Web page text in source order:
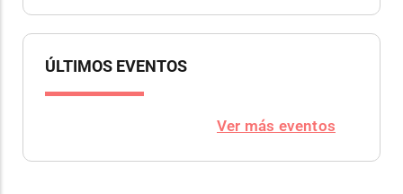
ÚLTIMOS EVENTOS
Ver más eventos